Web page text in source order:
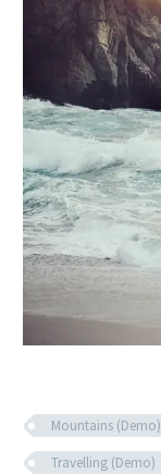
Mountains (Demo)
Travelling (Demo)